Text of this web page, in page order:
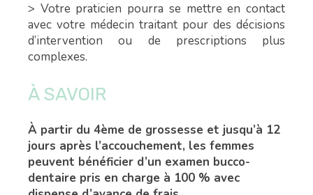
> Votre praticien pourra se mettre en contact
avec votre médecin traitant pour des décisions
d’intervention ou de prescriptions plus
complexes.
À SAVOIR
À partir du 4ème de grossesse et jusqu’à 12
jours après l’accouchement, les femmes
peuvent bénéficier d’un examen bucco-
dentaire pris en charge à 100 % avec